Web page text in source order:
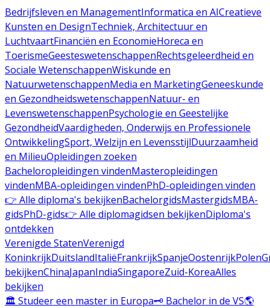
Bedrijfsleven en ManagementInformatica en AICreatieve
Kunsten en DesignTechniek, Architectuur en
LuchtvaartFinanciën en EconomieHoreca en
ToerismeGeesteswetenschappenRechtsgeleerdheid en
Sociale WetenschappenWiskunde en
NatuurwetenschappenMedia en MarketingGeneeskunde
en GezondheidswetenschappenNatuur- en
LevenswetenschappenPsychologie en Geestelijke
GezondheidVaardigheden, Onderwijs en Professionele
OntwikkelingSport, Welzijn en LevensstijlDuurzaamheid
en MilieuOpleidingen zoeken
Bacheloropleidingen vindenMasteropleidingen
vindenMBA-opleidingen vindenPhD-opleidingen vinden
👉 Alle diploma's bekijkenBachelorgidsMastergidsMBA-
gidsPhD-gids👉 Alle diplomagidsen bekijkenDiploma's
ontdekken
Verenigde StatenVerenigd
KoninkrijkDuitslandItaliëFrankrijkSpanjeOostenrijkPolen
bekijkenChinaJapanIndiaSingaporeZuid-KoreaAlles
bekijken
🏛️ Studeer een master in Europa🗝️ Bachelor in de VS🌎